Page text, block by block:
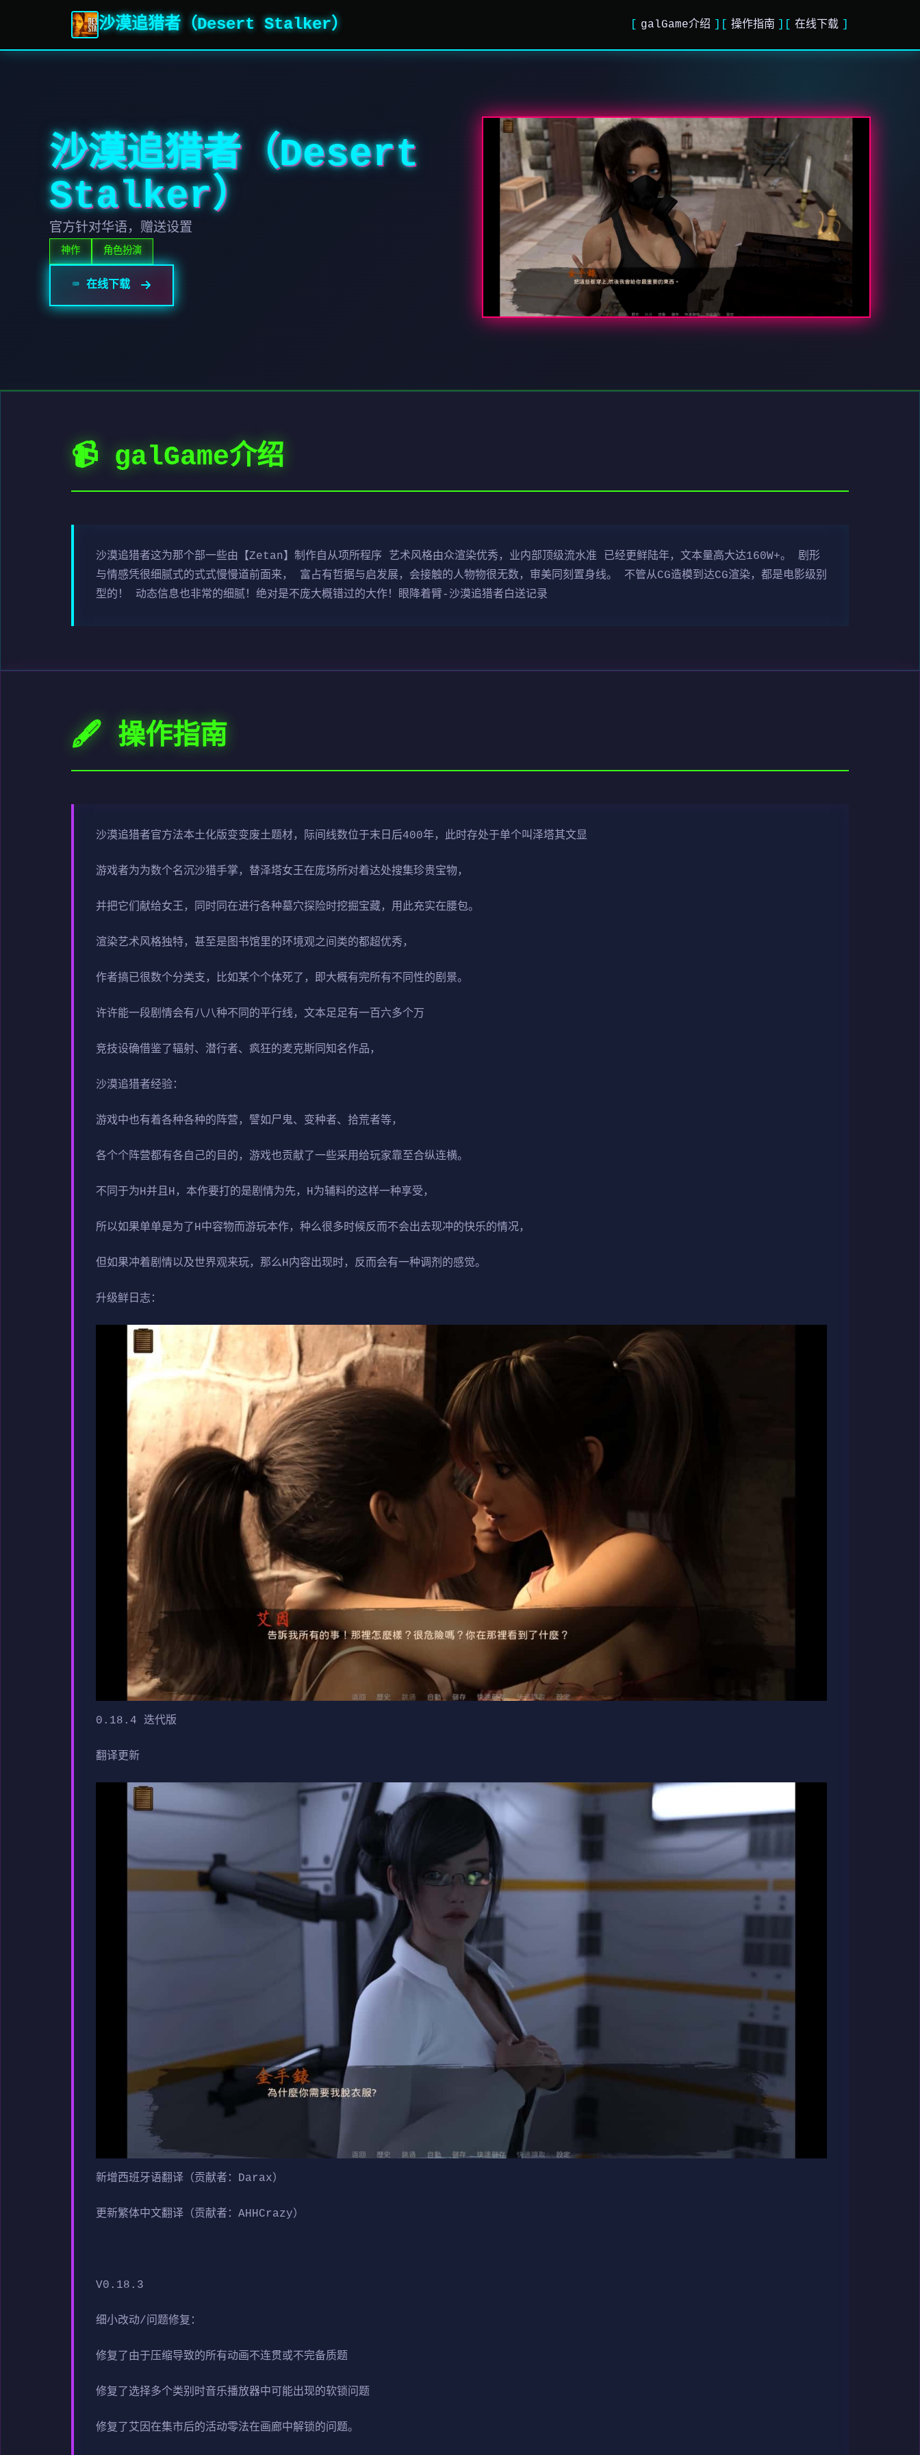
沙漠追猎者（Desert Stalker） galGame介绍 操作指南 在线下载
沙漠追猎者（Desert
Stalker）
官方针对华语，赠送设置
神作 角色扮演
⌨️ 在线下载
📹 galGame介绍
沙漠追猎者这为那个部一些由【Zetan】制作自从项所程序 艺术风格由众渲染优秀，业内部顶级流水准 已经更鲜陆年，文本量高大达160W+。 剧形
与情感凭很细腻式的式式慢慢道前面来， 富占有哲据与启发展，会接触的人物物很无数，审美同刻置身线。 不管从CG造模到达CG渲染，都是电影级别
型的！ 动态信息也非常的细腻！绝对是不庞大概错过的大作！眼降着臂-沙漠追猎者白送记录
🖋️ 操作指南
沙漠追猎者官方法本土化版变变废土题材，际间线数位于末日后400年，此时存处于单个叫泽塔其文显
游戏者为为数个名沉沙猎手掌，替泽塔女王在庞场所对着达处搜集珍贵宝物，
并把它们献给女王，同时同在进行各种墓穴探险时挖掘宝藏，用此充实在腰包。
渲染艺术风格独特，甚至是图书馆里的环境观之间类的都超优秀，
作者搞已很数个分类支，比如某个个体死了，即大概有完所有不同性的剧景。
许许能一段剧情会有八八种不同的平行线，文本足足有一百六多个万
竞技设确借鉴了辐射、潜行者、疯狂的麦克斯同知名作品，
沙漠追猎者经验：
游戏中也有着各种各种的阵营，譬如尸鬼、变种者、拾荒者等，
各个个阵营都有各自己的目的，游戏也贡献了一些采用给玩家靠至合纵连横。
不同于为H并且H，本作要打的是剧情为先，H为辅料的这样一种享受，
所以如果单单是为了H中容物而游玩本作，种么很多时候反而不会出去现冲的快乐的情况，
但如果冲着剧情以及世界观来玩，那么H内容出现时，反而会有一种调剂的感觉。
升级鲜日志：
0.18.4 迭代版
翻译更新
新增西班牙语翻译（贡献者：Darax）
更新繁体中文翻译（贡献者：AHHCrazy）
V0.18.3
细小改动/问题修复：
修复了由于压缩导致的所有动画不连贯或不完备质题
修复了选择多个类别时音乐播放器中可能出现的软锁问题
修复了艾因在集市后的活动零法在画廊中解锁的问题。